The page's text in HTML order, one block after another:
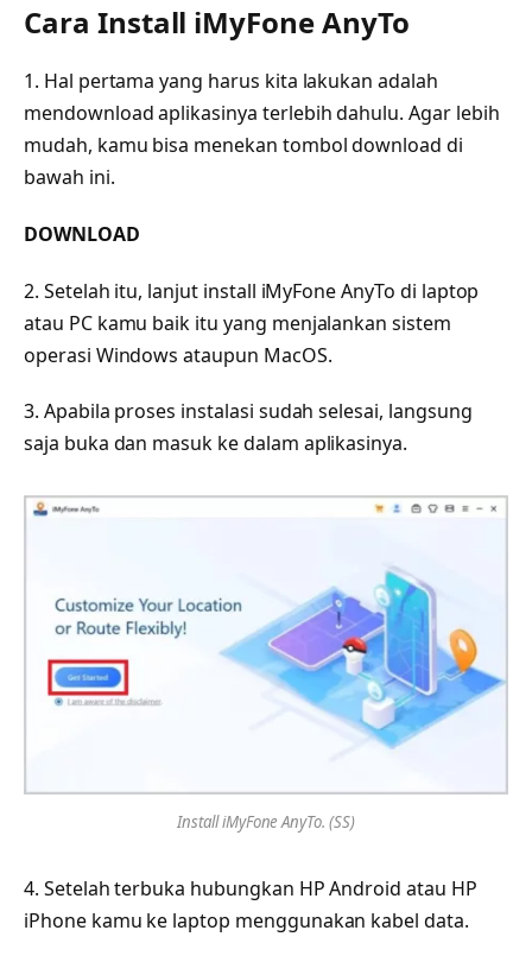
Cara Install iMyFone AnyTo
1. Hal pertama yang harus kita lakukan adalah
mendownload aplikasinya terlebih dahulu. Agar lebih
mudah, kamu bisa menekan tombol download di
bawah ini.
DOWNLOAD
2. Setelah itu, lanjut install iMyFone AnyTo di laptop
atau PC kamu baik itu yang menjalankan sistem
operasi Windows ataupun MacOS.
3. Apabila proses instalasi sudah selesai, langsung
saja buka dan masuk ke dalam aplikasinya.
Install iMyFone AnyTo. (SS)
4. Setelah terbuka hubungkan HP Android atau HP
iPhone kamu ke laptop menggunakan kabel data.